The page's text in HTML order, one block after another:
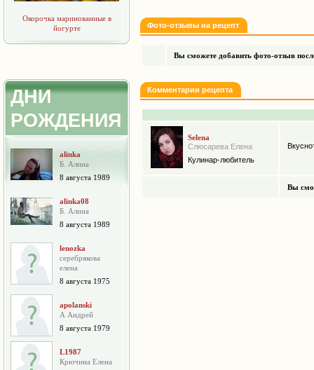
Окорочка маринованные в
йогурте
ДНИ
РОЖДЕНИЯ
alinka
Б. Алина
8 августа 1989
alinka08
Б. Алина
8 августа 1989
lenozka
серебрякова
елена
8 августа 1975
apolanski
А Андрей
8 августа 1979
L1987
Крючина Елена
Фото-отзывы на рецепт
Вы сможете добавить фото-отзыв
Комментарии рецепта
Selena
Слюсарева Елена
Кулинар-любитель
Вы